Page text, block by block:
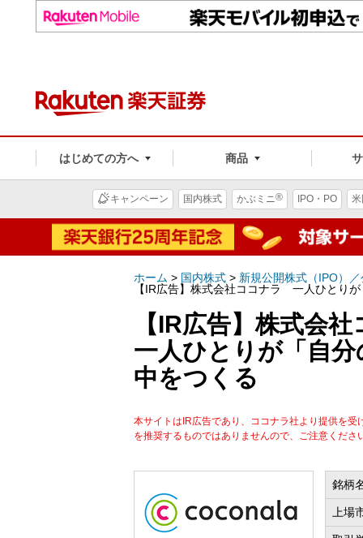
はじめての方へ 商品
キャンペーン 国内株式 かぶミニ® IPO・PO
ホーム > 国内株式 > 新規公開株式（IPO）
【IR広告】株式会社ココナラ 一人ひとり
【IR広告】株式会
一人ひとりが「自
中をつくる
本サイトはIR広告であり、ココナラ社より提供を
を推奨するものではありませんので、ご注意くださ
銘柄
上場